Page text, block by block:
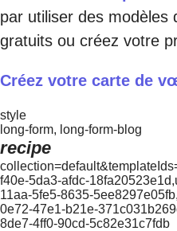
par utiliser des
gratuits ou créez votre
Créez votre carte de
style
long-form, long-form-blog
recipe
f40e-5da3-afdc-
11aa-5fe5-8635-
0e72-47e1-b21e-
8de7-4ff0-90cd-5c82e31c7fdb